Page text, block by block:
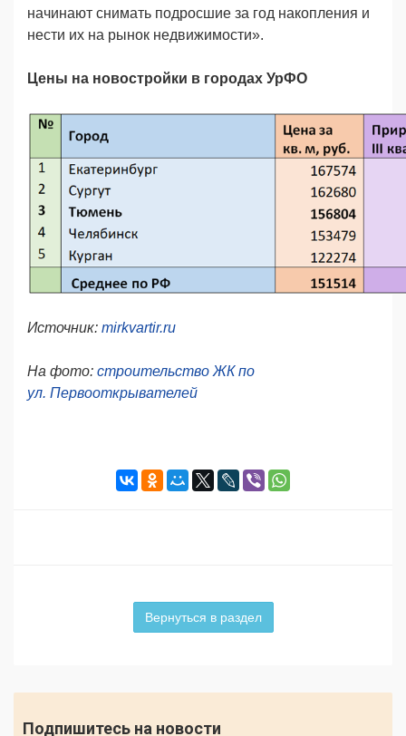
начинают снимать подросшие за год накопления и
нести их на рынок недвижимости».
Цены на новостройки в городах УрФО
Источник: mirkvartir.ru
На фото: строительство ЖК по
ул. Первооткрывателей
Вернуться в раздел
Подпишитесь на новости